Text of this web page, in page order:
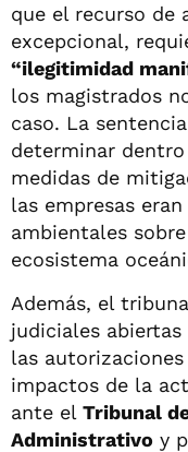
que el recurso de
excepcional,
“ilegitimidad
los magistrados
caso. La
determinar
medidas de
las empresas
ambientales
ecosistema
Además, el
judiciales
las
impactos de la
ante el Tribunal
Administrativo y